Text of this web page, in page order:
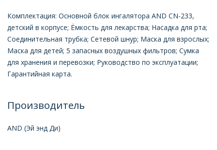
Комплектация: Основной блок ингалятора AND CN-233,
детский в корпусе; Ёмкость для лекарства; Насадка для рта;
Соединительная трубка; Сетевой шнур; Маска для взрослых;
Маска для детей; 5 запасных воздушных фильтров; Сумка
для хранения и перевозки; Руководство по эксплуатации;
Гарантийная карта.
Производитель
AND (Эй энд Ди)